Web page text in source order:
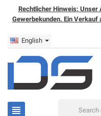
Rechtlicher Hinweis: Unser
Gewerbekunden. Ein Verkauf
English
